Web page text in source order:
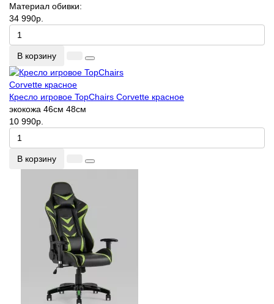
Материал обивки:
34 990р.
В корзину
Кресло игровое TopChairs Corvette красное
экокожа 46см 48см
10 990р.
В корзину